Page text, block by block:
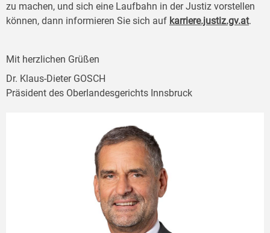
zu machen, und sich eine Laufbahn in der Justiz vorstellen
können, dann informieren Sie sich auf karriere.justiz.gv.at.
Mit herzlichen Grüßen
Dr. Klaus-Dieter GOSCH
Präsident des Oberlandesgerichts Innsbruck